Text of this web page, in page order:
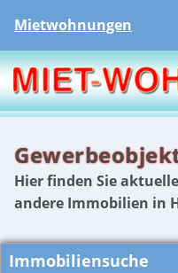
Mietwohnungen
Hier finden Sie
andere Immobilien in
Immobiliensuche